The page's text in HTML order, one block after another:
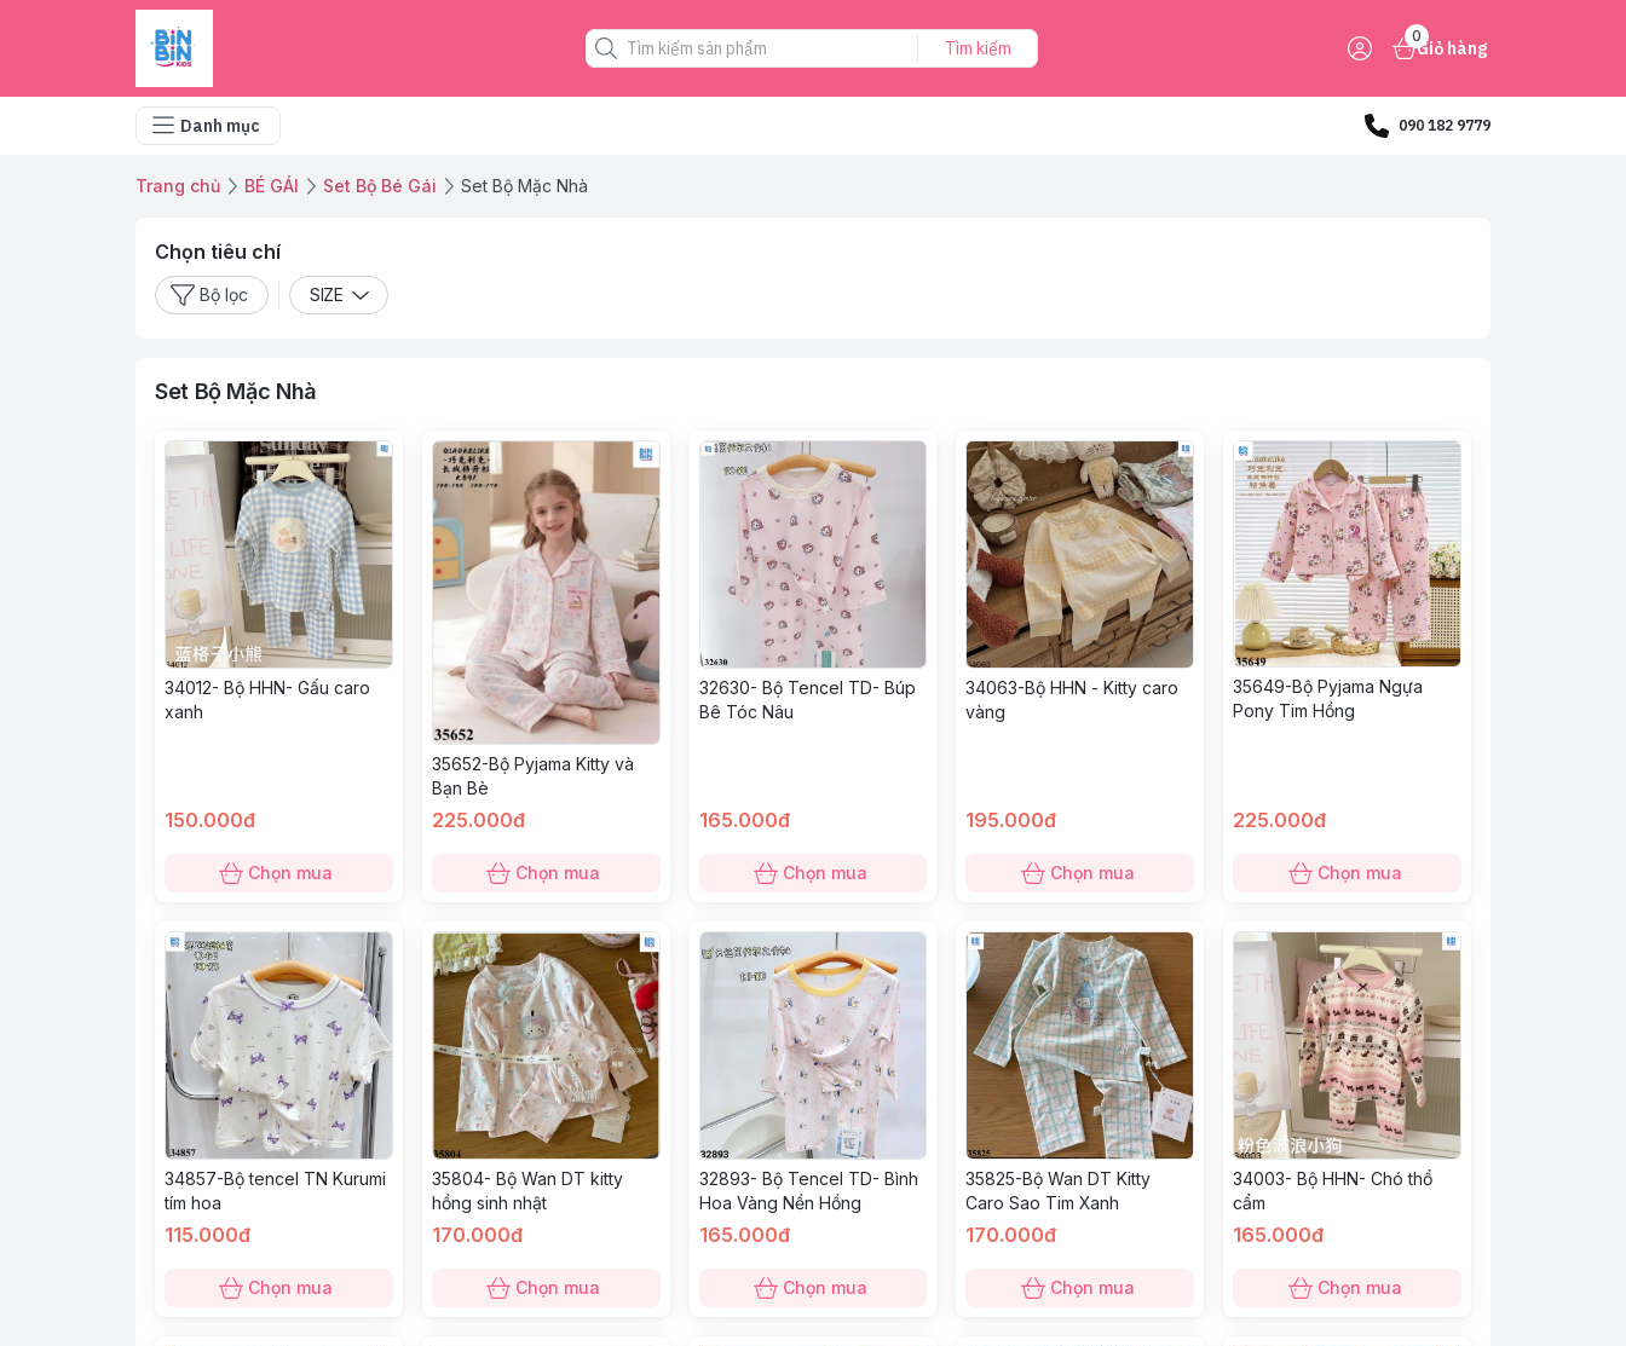
Tìm kiếm
0
Giỏ hàng
Danh mục 090 182 9779
Trang chủ BÉ GÁI Set Bộ Bé Gái Set Bộ Mặc Nhà
Chọn tiêu chí
Bộ lọc SIZE
Set Bộ Mặc Nhà
34012- Bộ HHN- Gấu caro
xanh
150.000đ
Chọn mua
35652-Bộ Pyjama Kitty và
Bạn Bè
225.000đ
Chọn mua
32630- Bộ Tencel TD- Búp
Bê Tóc Nâu
165.000đ
Chọn mua
34063-Bộ HHN - Kitty caro
vàng
195.000đ
Chọn mua
35649-Bộ Pyjama Ngựa
Pony Tim Hồng
225.000đ
Chọn mua
34857-Bộ tencel TN Kurumi
tím hoa
115.000đ
Chọn mua
35804- Bộ Wan DT kitty
hồng sinh nhật
170.000đ
Chọn mua
32893- Bộ Tencel TD- Bình
Hoa Vàng Nền Hồng
165.000đ
Chọn mua
35825-Bộ Wan DT Kitty
Caro Sao Tim Xanh
170.000đ
Chọn mua
34003- Bộ HHN- Chó thổ
cẩm
165.000đ
Chọn mua